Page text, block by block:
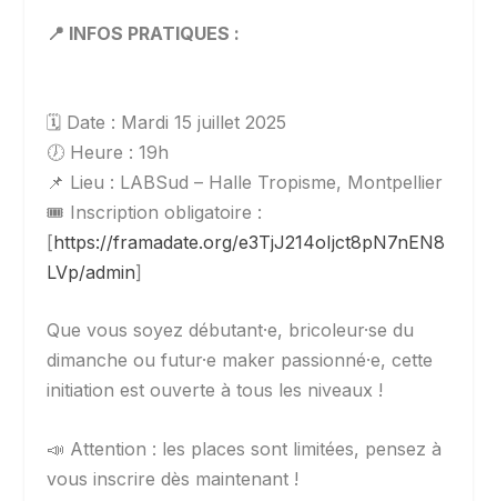
📍 INFOS PRATIQUES :
🗓 Date : Mardi 15 juillet 2025
🕖 Heure : 19h
📌 Lieu : LABSud – Halle Tropisme, Montpellier
🎟 Inscription obligatoire :
[https://framadate.org/e3TjJ214oIjct8pN7nEN8
LVp/admin]
Que vous soyez débutant·e, bricoleur·se du
dimanche ou futur·e maker passionné·e, cette
initiation est ouverte à tous les niveaux !
📣 Attention : les places sont limitées, pensez à
vous inscrire dès maintenant !